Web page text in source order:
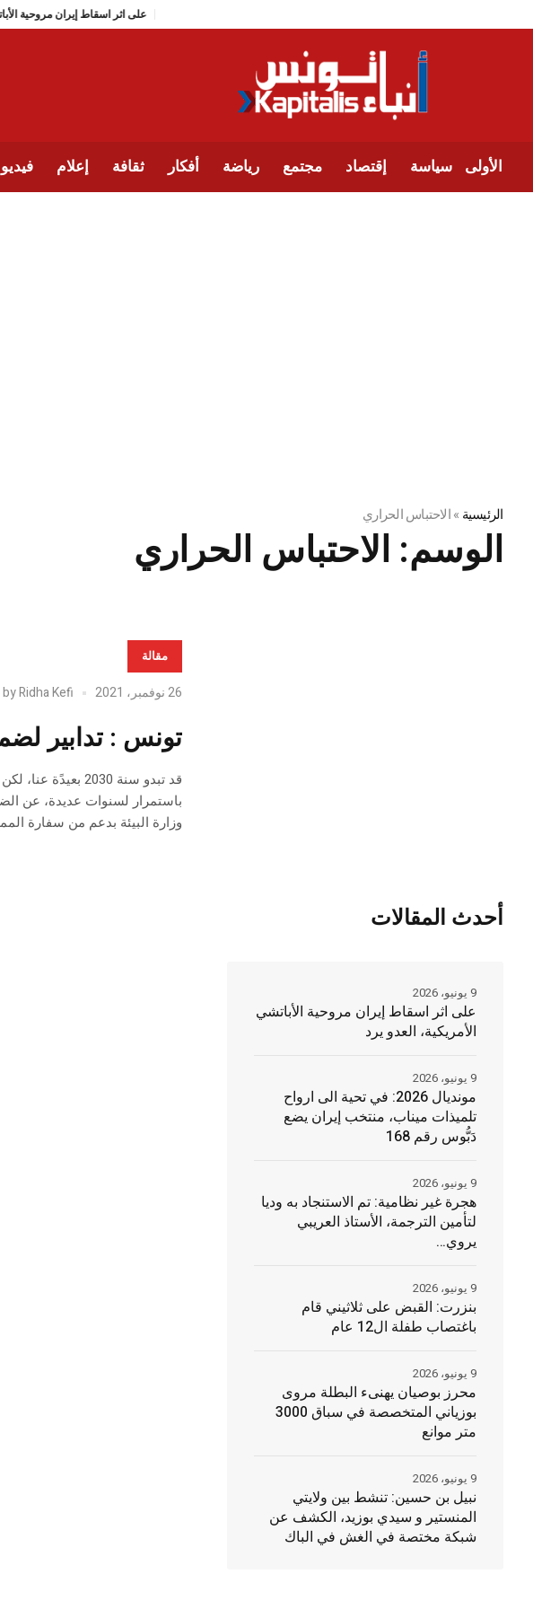
على اثر اسقاط إيران
الأولى سياسة إقتصاد مجتمع رياضة أفكار ثقافة إعلام فيديو
الرئيسية »الاحتباس الحراري
الوسم: الاحتباس الحراري
مقالة
26 نوفمبر، 2021 byRidha Kefi
تونس : تدابير
باستمرار لسنوات عديدة، عن
وزارة البيئة بدعم من سفارة
أحدث المقالات
على اثر اسقاط إيران مروحية الأباتشي
الأمريكية، العدو يرد
9 يونيو، 2026
مونديال 2026: في تحية الى ارواح
تلميذات ميناب، منتخب إيران يضع
دَبُّوس رقم 168
9 يونيو، 2026
هجرة غير نظامية: تم الاستنجاد به وديا
لتأمين الترجمة، الأستاذ العريبي
يروي…
9 يونيو، 2026
بنزرت: القبض على ثلاثيني قام
باغتصاب طفلة ال12 عام
9 يونيو، 2026
محرز بوصيان يهنىء البطلة مروى
بوزياني المتخصصة في سباق 3000
متر موانع
9 يونيو، 2026
نبيل بن حسين: تنشط بين ولايتي
المنستير و سيدي بوزيد، الكشف عن
شبكة مختصة في الغش في الباك
9 يونيو، 2026